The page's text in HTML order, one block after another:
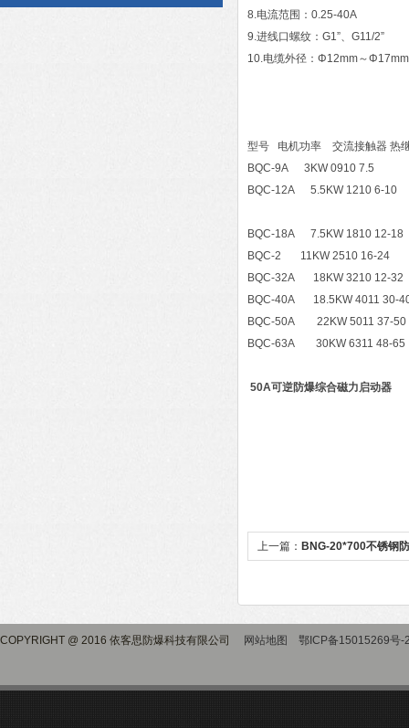
8.电流范围：0.25-40A
9.进线口螺纹：G1”、G11/2”
10.电缆外径：Φ12mm～
型号 电机功率 交流接触器 热
BQC-9A 3KW 0910 7.5
BQC-12A 5.5KW 1210 6-10
BQC-18A 7.5KW 1810 12-18
BQC-2 11KW 2510 16-24
BQC-32A 18KW 3210 12-32
BQC-40A 18.5KW 4011 30-
BQC-50A 22KW 5011 37-50
BQC-63A 30KW 6311 48-65
50A可逆防爆综合磁力启动器
上一篇： BNG-20*700不锈钢
COPYRIGHT @ 2016 依客思防爆科技有限公司 网站地图 鄂ICP备15015269号-